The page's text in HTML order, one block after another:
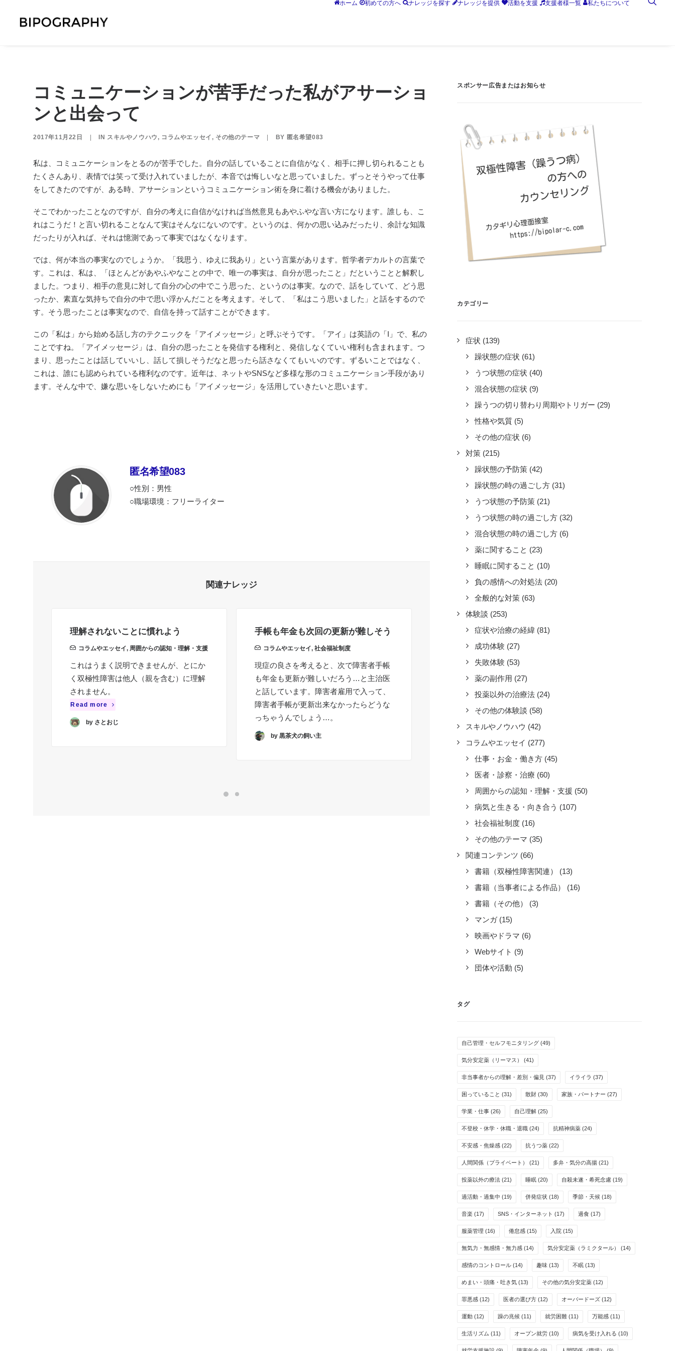
ホーム 初めての方へ ナレッジを探す ナレッジを提供 活動を支援 支援者様一覧 私たちについて
コミュニケーションが苦手だった私がアサーショ
ンと出会って
2017年11月22日 IN スキルやノウハウ , コラムやエッセイ , その他のテーマ BY 匿名希望083
私は、コミュニケーションをとるのが苦手でした。自分の話していることに自信がなく、相手に押し切られることも
たくさんあり、 表情では笑って受け入れていましたが、本音では悔しいなと思っていました。ずっとそうやって仕事
をしてきたのですが、ある時、アサーションというコミュニケーション術を身に着ける機会がありました。
そこでわかったことなのですが、自分の考えに自信がなければ当然意見もあやふやな言い方になります。誰しも、こ
れはこうだ！と言い切れることなんて実はそんなにないのです。というのは、何かの思い込みだったり、余計な知識
だったりが入れば、それは憶測であって事実ではなくなります。
では、何が本当の事実なのでしょうか。「我思う、ゆえに我あり」という言葉があります。哲学者デカルトの言葉で
す。これは、私は、「ほとんどがあやふやなことの中で、唯一の事実は、自分が思ったこと」だということと解釈し
ました。つまり、相手の意見に対して自分の心の中でこう思った、というのは事実。なので、話をしていて、どう思
ったか、素直な気持ちで自分の中で思い浮かんだことを考えます。そして、「私はこう思いました」と話をするので
す。そう思ったことは事実なので、自信を持って話すことができます。
この「私は」から始める話し方のテクニックを「アイメッセージ」と呼ぶそうです。「アイ」は英語の「I」で、私の
ことですね。「アイメッセージ」は、自分の思ったことを発信する権利と、発信しなくていい権利も含まれます。つ
まり、思ったことは話していいし、話して損しそうだなと思ったら話さなくてもいいのです。ずるいことではなく、
これは、誰にも認められている権利なのです。近年は、ネットやSNSなど多様な形のコミュニケーション手段があり
ます。そんな中で、嫌な思いをしないためにも「アイメッセージ」を活用していきたいと思います。
匿名希望083
○性別：男性
○職場環境：フリーライター
関連ナレッジ
理解されないことに慣れよう
コラムやエッセイ, 周囲からの認知・理解・支援
これはうまく説明できませんが、とにか
く双極性障害は他人（親を含む）に理解
されません。
Read more
by さとおじ
手帳も年金も次回の更新が難しそう
コラムやエッセイ, 社会福祉制度
現症の良さを考えると、次で障害者手帳
も年金も更新が難しいだろう…と主治医
と話しています。障害者雇用で入って、
障害者手帳が更新出来なかったらどうな
っちゃうんでしょう…。
by 黒茶犬の飼い主
周囲の人に受け入れてもらうために
必要なこと
コラムやエッセイ , 周囲からの認知・理解・支援
周囲の人にわかってもらい、自分を自分
障害を持っていても自分にも何かできる
ことがある、と理解してもらうことが必
要なのかな、と今は思います。
by のこ
スポンサー広告またはお知らせ
カテゴリー
症状 (139)
躁状態の症状 (61)
うつ状態の症状 (40)
混合状態の症状 (9)
躁うつの切り替わり周期やトリガー (29)
性格や気質 (5)
その他の症状 (6)
対策 (215)
躁状態の予防策 (42)
躁状態の時の過ごし方 (31)
うつ状態の予防策 (21)
うつ状態の時の過ごし方 (32)
混合状態の時の過ごし方 (6)
薬に関すること (23)
睡眠に関すること (10)
負の感情への対処法 (20)
全般的な対策 (63)
体験談 (253)
症状や治療の経緯 (81)
成功体験 (27)
失敗体験 (53)
薬の副作用 (27)
投薬以外の治療法 (24)
その他の体験談 (58)
スキルやノウハウ (42)
コラムやエッセイ (277)
仕事・お金・働き方 (45)
医者・診察・治療 (60)
周囲からの認知・理解・支援 (50)
病気と生きる・向き合う (107)
社会福祉制度 (16)
その他のテーマ (35)
関連コンテンツ (66)
書籍（双極性障害関連）
(13)
書籍（当事者による作品）
(16)
書籍（その他）
(3)
マンガ (15)
映画やドラマ (6)
Webサイト (9)
団体や活動 (5)
タグ
自己管理・セルフモニタリング (49)
気分安定薬（リーマス） (41)
非当事者からの理解・差別・偏見 (37) イライラ (37)
困っていること (31) 散財 (30) 家族・パートナー (27)
学業・仕事 (26) 自己理解 (25)
不登校・休学・休職・退職 (24) 抗精神病薬 (24)
不安感・焦燥感 (22) 抗うつ薬 (22)
人間関係（プライベート） (21) 多弁・気分の高揚 (21)
投薬以外の療法 (21) 睡眠 (20) 自殺未遂・希死念慮 (19)
過活動・過集中 (19) 併発症状 (18) 季節・天候 (18)
音楽 (17) SNS・インターネット (17) 過食 (17)
服薬管理 (16) 倦怠感 (15) 入院 (15)
無気力・無感情・無力感 (14) 気分安定薬（ラミクタール） (14)
感情のコントロール (14) 趣味 (13) 不眠 (13)
めまい・頭痛・吐き気 (13) その他の気分安定薬 (12)
罪悪感 (12) 医者の選び方 (12) オーバードーズ (12)
運動 (12) 躁の兆候 (11) 就労困難 (11) 万能感 (11)
生活リズム (11) オープン就労 (10) 病気を受け入れる (10)